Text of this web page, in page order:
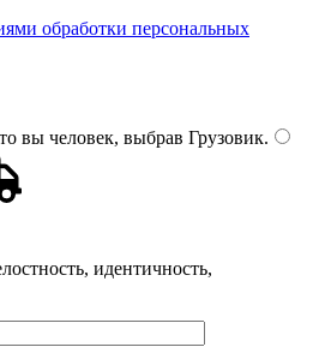
обработки персональных
вы человек, выбрав Грузовик.
идентичность,